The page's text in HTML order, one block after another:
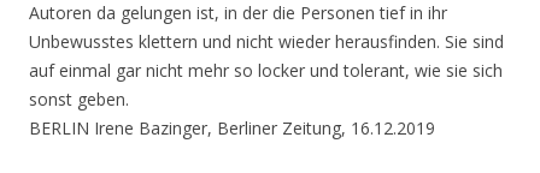
Autoren da gelungen ist, in der die Personen tief in ihr
Unbewusstes klettern und nicht wieder herausfinden. Sie sind
auf einmal gar nicht mehr so locker und tolerant, wie sie sich
sonst geben.
BERLIN Irene Bazinger, Berliner Zeitung, 16.12.2019